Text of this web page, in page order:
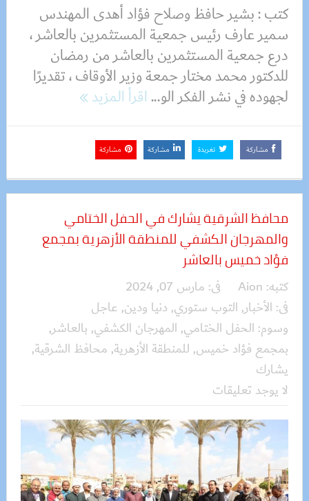
كتب : بشير حافظ وصلاح فؤاد أهدى المهندس
سمير عارف رئيس جمعية المستثمرين بالعاشر ،
درع جمعية المستثمرين بالعاشر من رمضان
للدكتور محمد مختار جمعة وزير الأوقاف ، تقديرًا
لجهوده في نشر الفكر الو...اقرأ المزيد
مشاركة تغريدة مشاركة مشاركة
محافظ الشرقية يشارك في الحفل الختامي
والمهرجان الكشفي للمنطقة الأزهرية بمجمع
فؤاد خميس بالعاشر
كتبه: Aion فى: مارس 07, 2024
فى: الأخبار, التوب ستوري, دنيا ودين, عاجل
وسوم: الحفل الختامي, المهرجان الكشفي, بالعاشر,
بمجمع فؤاد خميس, للمنطقة الأزهرية, محافظ الشرقية,
يشارك
لا يوجد تعليقات